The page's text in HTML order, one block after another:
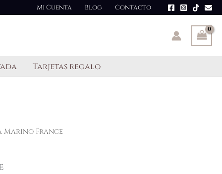
Mi Cuenta Blog Contacto
Tarjetas regalo
Marino France